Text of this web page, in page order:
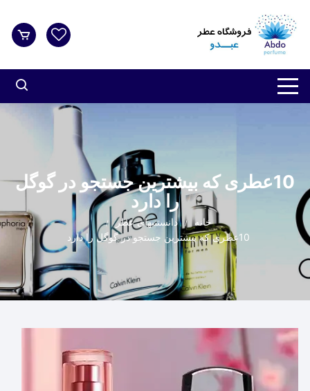
10عطری که بیشترین جستجو در گوگل
را دارد
خانه
دانستنیهای عطر